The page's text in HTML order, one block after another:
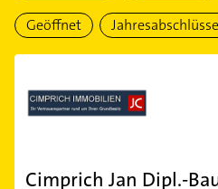
Geöffnet Jahresabschlüsse
Cimprich Jan Dipl.-